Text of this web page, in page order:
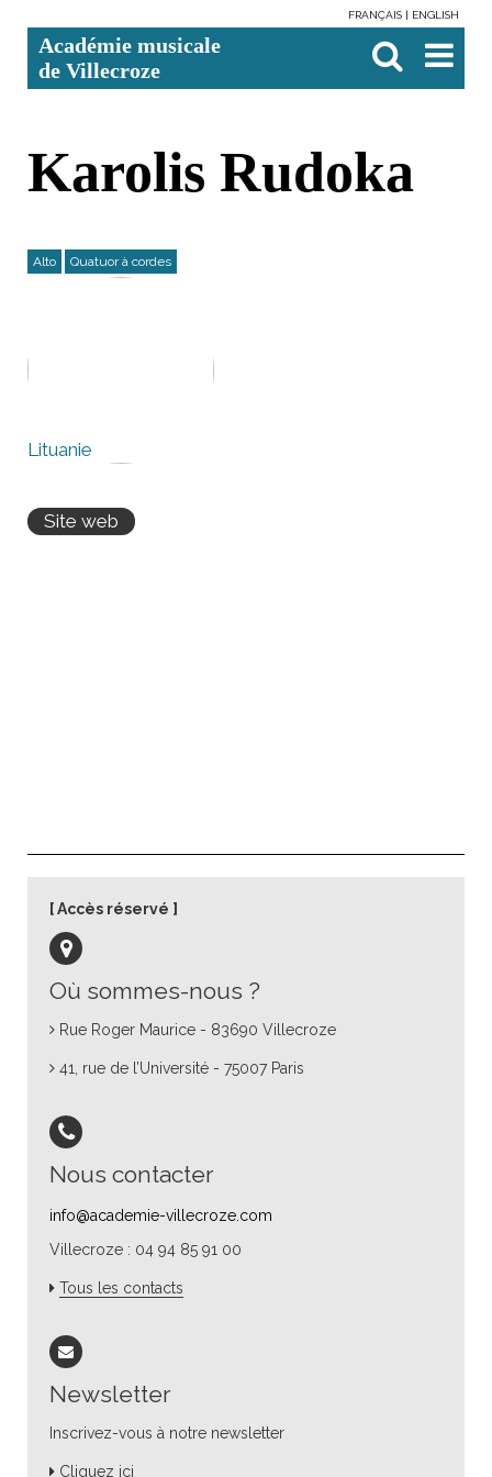
contenu.
Aller
à
personnels
FRANÇAIS ENGLISH
Académie musicale
de Villecroze

avancée…
Karolis Rudoka
Alto Quatuor à cordes
Lituanie
Site web
Où sommes-nous ?
Rue Roger Maurice - 83690 Villecroze
41, rue de l’Université - 75007 Paris
Nous contacter
info@academie-villecroze.com
Villecroze : 04 94 85 91 00
Tous les contacts
Newsletter
Inscrivez-vous à notre newsletter
Cliquez ici
Accès réservé